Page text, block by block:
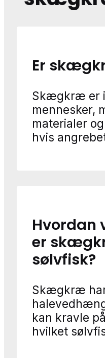
Er
Skægkræ er
mennesker,
materialer
hvis
Hvordan
er
sølvfisk?
Skægkræ
kan kravle
hvilket